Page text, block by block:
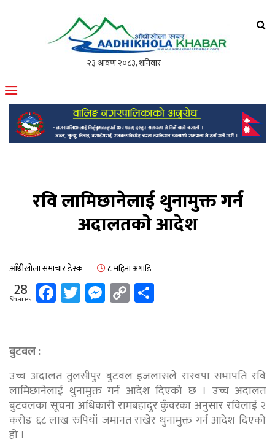
मोफसलकै लोकप्रिय अनलाइन पत्रिका
रवि लामिछानेलाई थुनामुक्त गर्न
अदालतकाे आदेश
आँधीखोला समाचार डेस्क ८ महिना अगाडि
28
Shares Facebook
Twitter
Messenger
Copy
Link
बुटवल :
उच्च अदालत तुलसीपुर बुटवल इजलासले रास्वपा सभापति रवि
लामिछानेलाई थुनामुक्त गर्न आदेश दिएको छ । उच्च अदालत
बुटवलका सूचना अधिकारी रामबहादुर कुँवरका अनुसार रविलाई २
करोड ६८ लाख रुपियाँ जमानत राखेर थुनामुक्त गर्न आदेश दिएको
हो ।